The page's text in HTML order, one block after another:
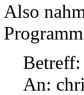
Also
An: